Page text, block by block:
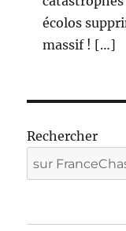
écolos
massif ! […]
Rechercher